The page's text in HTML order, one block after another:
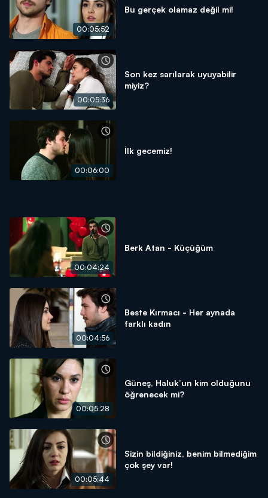
00:05:52
Bu gerçek olamaz değil mi!
00:05:36
Son kez sarılarak uyuyabilir
miyiz?
00:06:00
İlk gecemiz!
00:04:24
Berk Atan - Küçüğüm
00:04:56
Beste Kırmacı - Her aynada
farklı kadın
00:05:28
Güneş, Haluk’un kim olduğunu
öğrenecek mi?
00:05:44
Sizin bildiğiniz, benim bilmediğim
çok şey var!